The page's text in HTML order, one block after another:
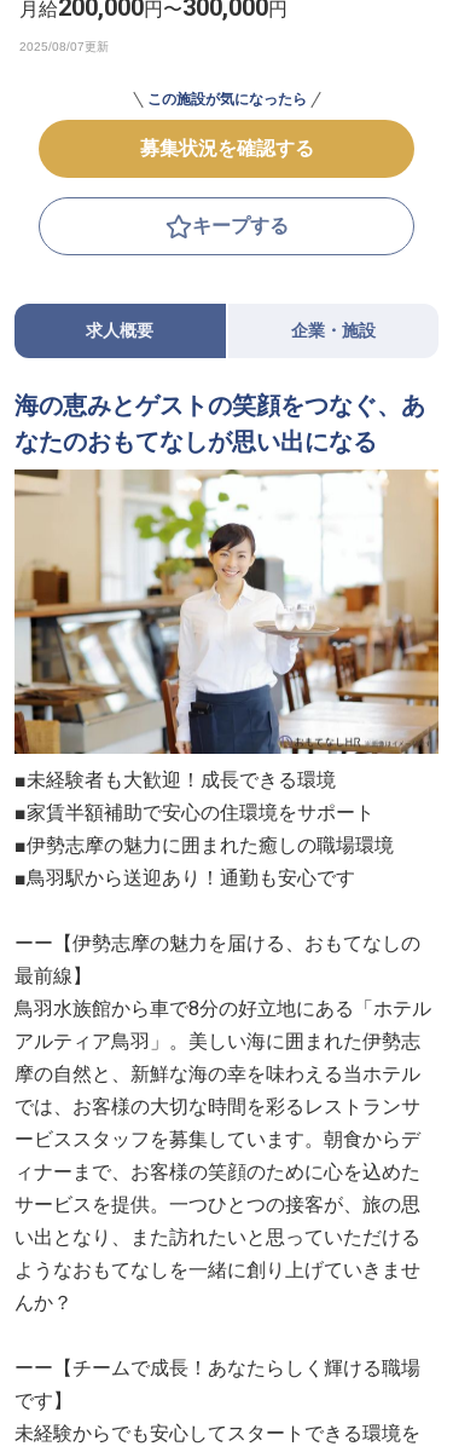
月給200,000円〜300,000円
この施設が気になったら
募集状況を確認する
キープする
求人概要 企業・施設
海の恵みとゲストの笑顔をつなぐ、あ
なたのおもてなしが思い出になる
■未経験者も大歓迎！成長できる環境
■家賃半額補助で安心の住環境をサポート
■伊勢志摩の魅力に囲まれた癒しの職場環境
■鳥羽駅から送迎あり！通勤も安心です
ーー【伊勢志摩の魅力を届ける、おもてなしの
最前線】
鳥羽水族館から車で8分の好立地にある「ホテル
アルティア鳥羽」。美しい海に囲まれた伊勢志
摩の自然と、新鮮な海の幸を味わえる当ホテル
では、お客様の大切な時間を彩るレストランサ
ービススタッフを募集しています。朝食からデ
ィナーまで、お客様の笑顔のために心を込めた
サービスを提供。一つひとつの接客が、旅の思
い出となり、また訪れたいと思っていただける
ようなおもてなしを一緒に創り上げていきませ
んか？
ーー【チームで成長！あなたらしく輝ける職場
です】
未経験からでも安心してスタートできる環境を